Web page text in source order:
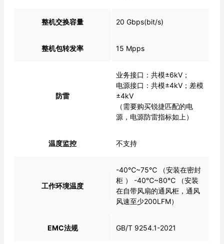
整机交换容量 20 Gbps(bit/s)
整机包转发率 15 Mpps
防雷
业务接口：共模±6kV；
电源接口：共模±4kV；差模
±4kV
（需要购买锐捷匹配的电
源，电源防雷指标如上）
温度监控 不支持
工作环境温度
-40℃~75℃ （安装在密封
柜 ） -40℃~80℃ （安装
在自带风扇的通风柜，通风
风速至少200LFM）
EMC法规 GB/T 9254.1-2021